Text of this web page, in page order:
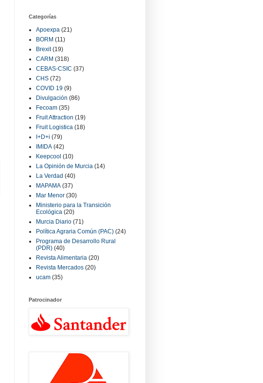
Categorías
Apoexpa (21)
BORM (11)
Brexit (19)
CARM (318)
CEBAS-CSIC (37)
CHS (72)
COVID 19 (9)
Divulgación (86)
Fecoam (35)
Fruit Attraction (19)
Fruit Logistica (18)
I+D+i (79)
IMIDA (42)
Keepcool (10)
La Opinión de Murcia (14)
La Verdad (40)
MAPAMA (37)
Mar Menor (30)
Ministerio para la Transición
Ecológica (20)
Murcia Diario (71)
Política Agraria Común (PAC) (24)
Programa de Desarrollo Rural
(PDR) (40)
Revista Alimentaria (20)
Revista Mercados (20)
ucam (35)
Patrocinador